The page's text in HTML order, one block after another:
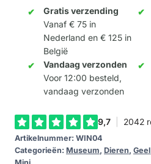
Windig
aantal
Gratis verzending
Vanaf € 75 in
Nederland en € 125 in
België
Vandaag verzonden
Voor 12:00 besteld,
vandaag verzonden
Artikelnummer: WIN04
Categorieën: Museum, Dieren, Geel